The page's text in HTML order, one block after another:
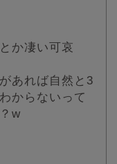
か凄い可哀
あれば自然と3
からないって
w